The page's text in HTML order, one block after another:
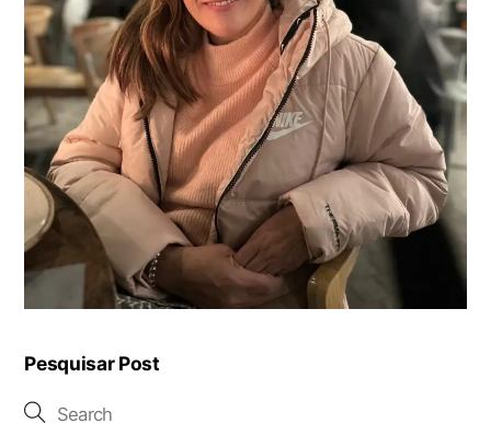
Pesquisar Post